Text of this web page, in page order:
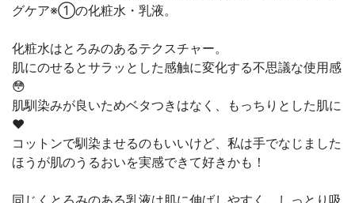
グケア※①の化粧水・乳液。
化粧水はとろみのあるテクスチャー。
肌にのせるとサラッとした感触に変化する不思議な使用感
😳
肌馴染みが良いためベタつきはなく、もっちりとした肌に
❤️
コットンで馴染ませるのもいいけど、私は手でなじました
ほうが肌のうるおいを実感できて好きかも！
同じくとろみのある乳液は肌に伸ばしやすく、しっとり吸